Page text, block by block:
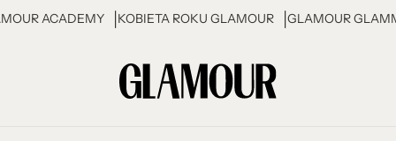
ACADEMY KOBIETA ROKU GLAMOUR GLAMOUR